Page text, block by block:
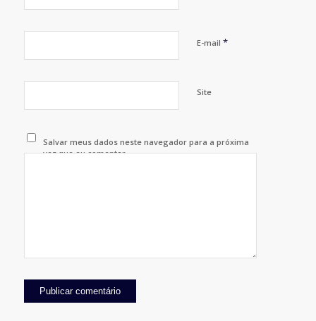
E-mail *
Site
Salvar meus dados neste navegador para a próxima
vez que eu comentar.